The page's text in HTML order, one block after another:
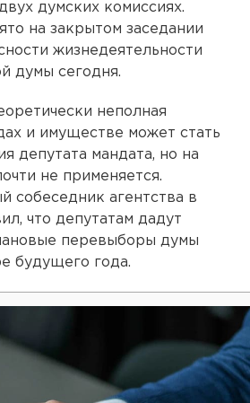
думских комиссиях.
на закрытом заседании
жизнедеятельности
думы сегодня.
неполная
и имуществе может стать
депутата мандата, но на
не применяется.
собеседник агентства в
что депутатам дадут
перевыборы думы
будущего года.